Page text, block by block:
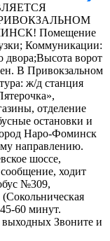
Пoмещeние
Коммуникации:
двора;Высота ворот
В Привокзальном
ж/д станция
отделение
остановки и
Наро-Фоминск
направлению.
шоссе,
ходит
№309,
60 минут.
выходных Звоните и